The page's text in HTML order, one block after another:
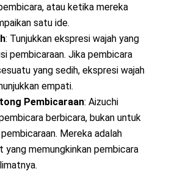
atau ketika mereka
satu ide.
: Tunjukkan ekspresi wajah yang
pembicaraan. Jika pembicara
yang sedih, ekspresi wajah
empati.
Pembicaraan: Aizuchi
berbicara, bukan untuk
Mereka adalah
yang memungkinkan pembicara